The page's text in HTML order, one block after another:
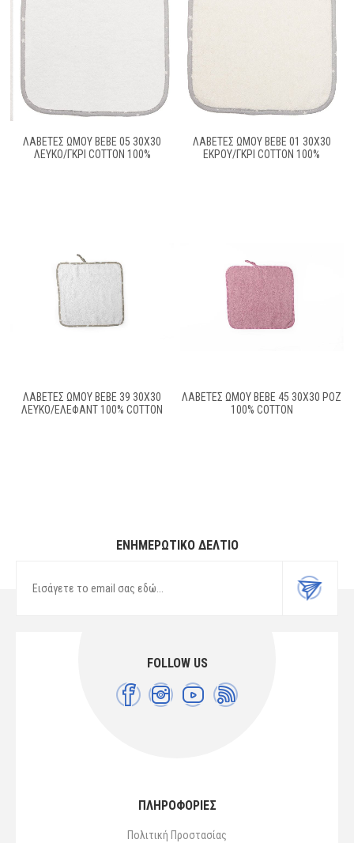
ΛΑΒΕΤΕΣ ΩΜΟΥ BEBE 05 30Χ30
ΛΕΥΚΟ/ΓΚΡΙ COTTON 100%
ΛΑΒΕΤΕΣ ΩΜΟΥ BEBE 01 30Χ30
ΕΚΡΟΥ/ΓΚΡΙ COTTON 100%
ΛΑΒΕΤΕΣ ΩΜΟΥ BEBE 39 30X30
ΛΕΥΚΌ/ΈΛΕΦΑΝΤ 100% COTTON
ΛΑΒΕΤΕΣ ΩΜΟΥ BEBE 45 30X30 ΡΟΖ
100% COTTON
ΕΝΗΜΕΡΩΤΙΚΌ ΔΕΛΤΊΟ
FOLLOW US
ΠΛΗΡΟΦΟΡΙΕΣ
Πολιτική Προστασίας